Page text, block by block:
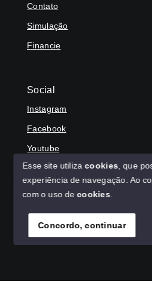
Olá! Agradecemos seu contato,
Contato
Simulação
Financie
Social
Instagram
Facebook
Youtube
© Copyright 2026 - HAGA
SITE PARA IMOBILIARIA
Esse site utilizacookies , que
experiência de navegação. Ao
com o uso decookies
Concordo, continuar